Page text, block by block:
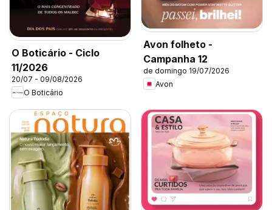
O Boticário - Ciclo
11/2026
20/07 - 09/08/2026
O Boticário
Avon folheto -
Campanha 12
de domingo 19/07/2026
Avon